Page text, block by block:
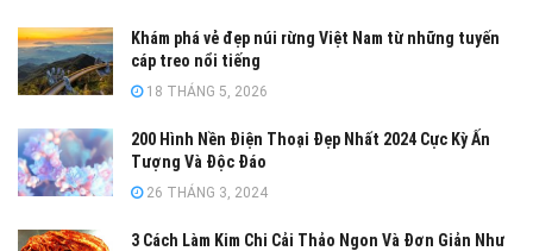
Khám phá vẻ đẹp núi rừng Việt Nam từ những tuyến
cáp treo nổi tiếng
18 THÁNG 5, 2026
200 Hình Nền Điện Thoại Đẹp Nhất 2024 Cực Kỳ Ấn
Tượng Và Độc Đáo
26 THÁNG 3, 2024
3 Cách Làm Kim Chi Cải Thảo Ngon Và Đơn Giản Như